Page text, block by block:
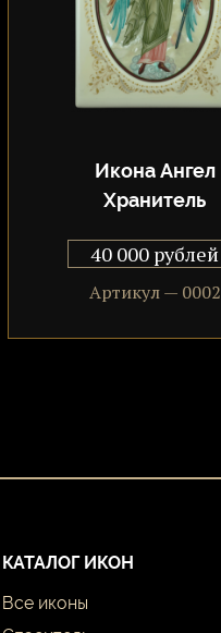
Икона Ангел
Хранитель
40 000 рублей
Артикул — 0002
КАТАЛОГ ИКОН
Все иконы